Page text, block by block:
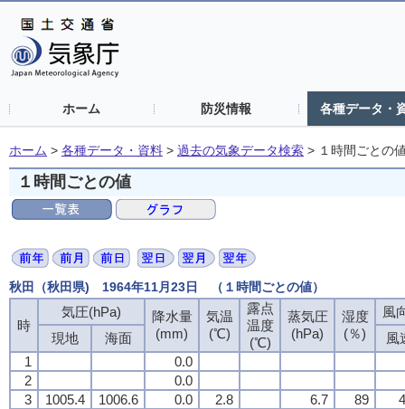
ホーム 防災情報 各種データ・
ホーム > 各種データ・資料 > 過去の気象データ検索 > １時間ごとの
１時間ごとの値
秋田（秋田県) 1964年11月23日 （１時間ごとの値）
時
気圧(hPa)
降水量
(mm)
気温
(℃)
露点
温度
(℃)
蒸気圧
(hPa)
湿度
(％)
風
現地
海面
風
1
0.0
2
0.0
3
1005.4 1006.6 0.0 2.8 6.7 89